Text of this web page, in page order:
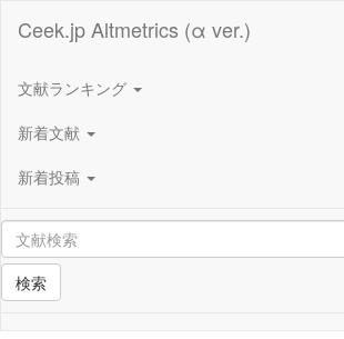
Ceek.jp Altmetrics (α ver.)
文献ランキング
新着文献
新着投稿
検索